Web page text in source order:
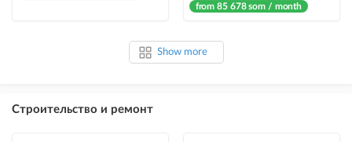
from 85 678 som / month
Show more
Строительство и ремонт